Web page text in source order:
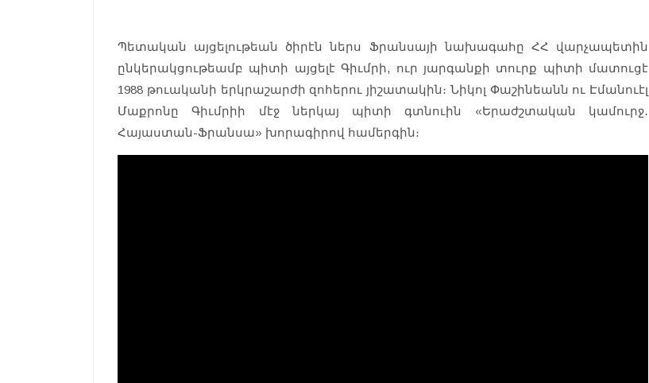
Պետական այցելութեան ծիրէն ներս Ֆրանսայի նախագահը ՀՀ վարչապետին
ընկերակցութեամբ պիտի այցելէ Գիւմրի, ուր յարգանքի տուրք պիտի մատուցէ
1988 թուականի երկրաշարժի զոհերու յիշատակին։ Նիկոլ Փաշինեանն ու Էմանուէլ
Մաքրոնը Գիւմրիի մէջ ներկայ պիտի գտնուին «Երաժշտական կամուրջ․
Հայաստան-Ֆրանսա» խորագիրով համերգին։